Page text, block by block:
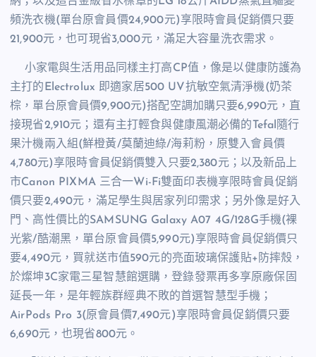
頻洗衣機(單台原會員價24,900元)享限時會員促銷價只要
21,900元，也可現省3,000元，滿足大容量洗衣需求。
小家電與生活用品同樣主打高CP值，像是以健康防護為
主打的 Electrolux 即適家居500 UV抗敏空氣清淨機(奶茶
棕，單台原會員價9,900元)搭配空調加購只要6,990元，直
接現省2,910元；還有主打輕食與健康風潮必備的 Tefal 隨行
果汁機兩入組 (鮮橙黃/莫蘭迪綠/海莉粉，原雙入會員價
4,780元)享限時會員促銷價雙入只要2,380元；以及新品上
市Canon PIXMA 三合一Wi-Fi雙面印表機享限時會員促銷
價只要2,490元，滿足學生與居家列印需求；另外像是好入
門、高性價比的SAMSUNG Galaxy A07 4G/128G手機(裸
光紫/酷潮黑，單台原會員價5,990元)享限時會員促銷價只
要4,490元，買就送市值590元的亮面玻璃保護貼+ 防摔殼，
於燦坤3C家電三星智慧館選購，登錄發票再多享原廠保固
延長一年，是年輕族群經典不敗的首選智慧型手機；
AirPods Pro 3(原會員價7,490元)享限時會員促銷價只要
6,690元，也現省800元。